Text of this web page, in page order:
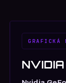
GRAFICKÁ